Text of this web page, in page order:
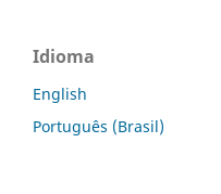
Idioma
English
Português (Brasil)